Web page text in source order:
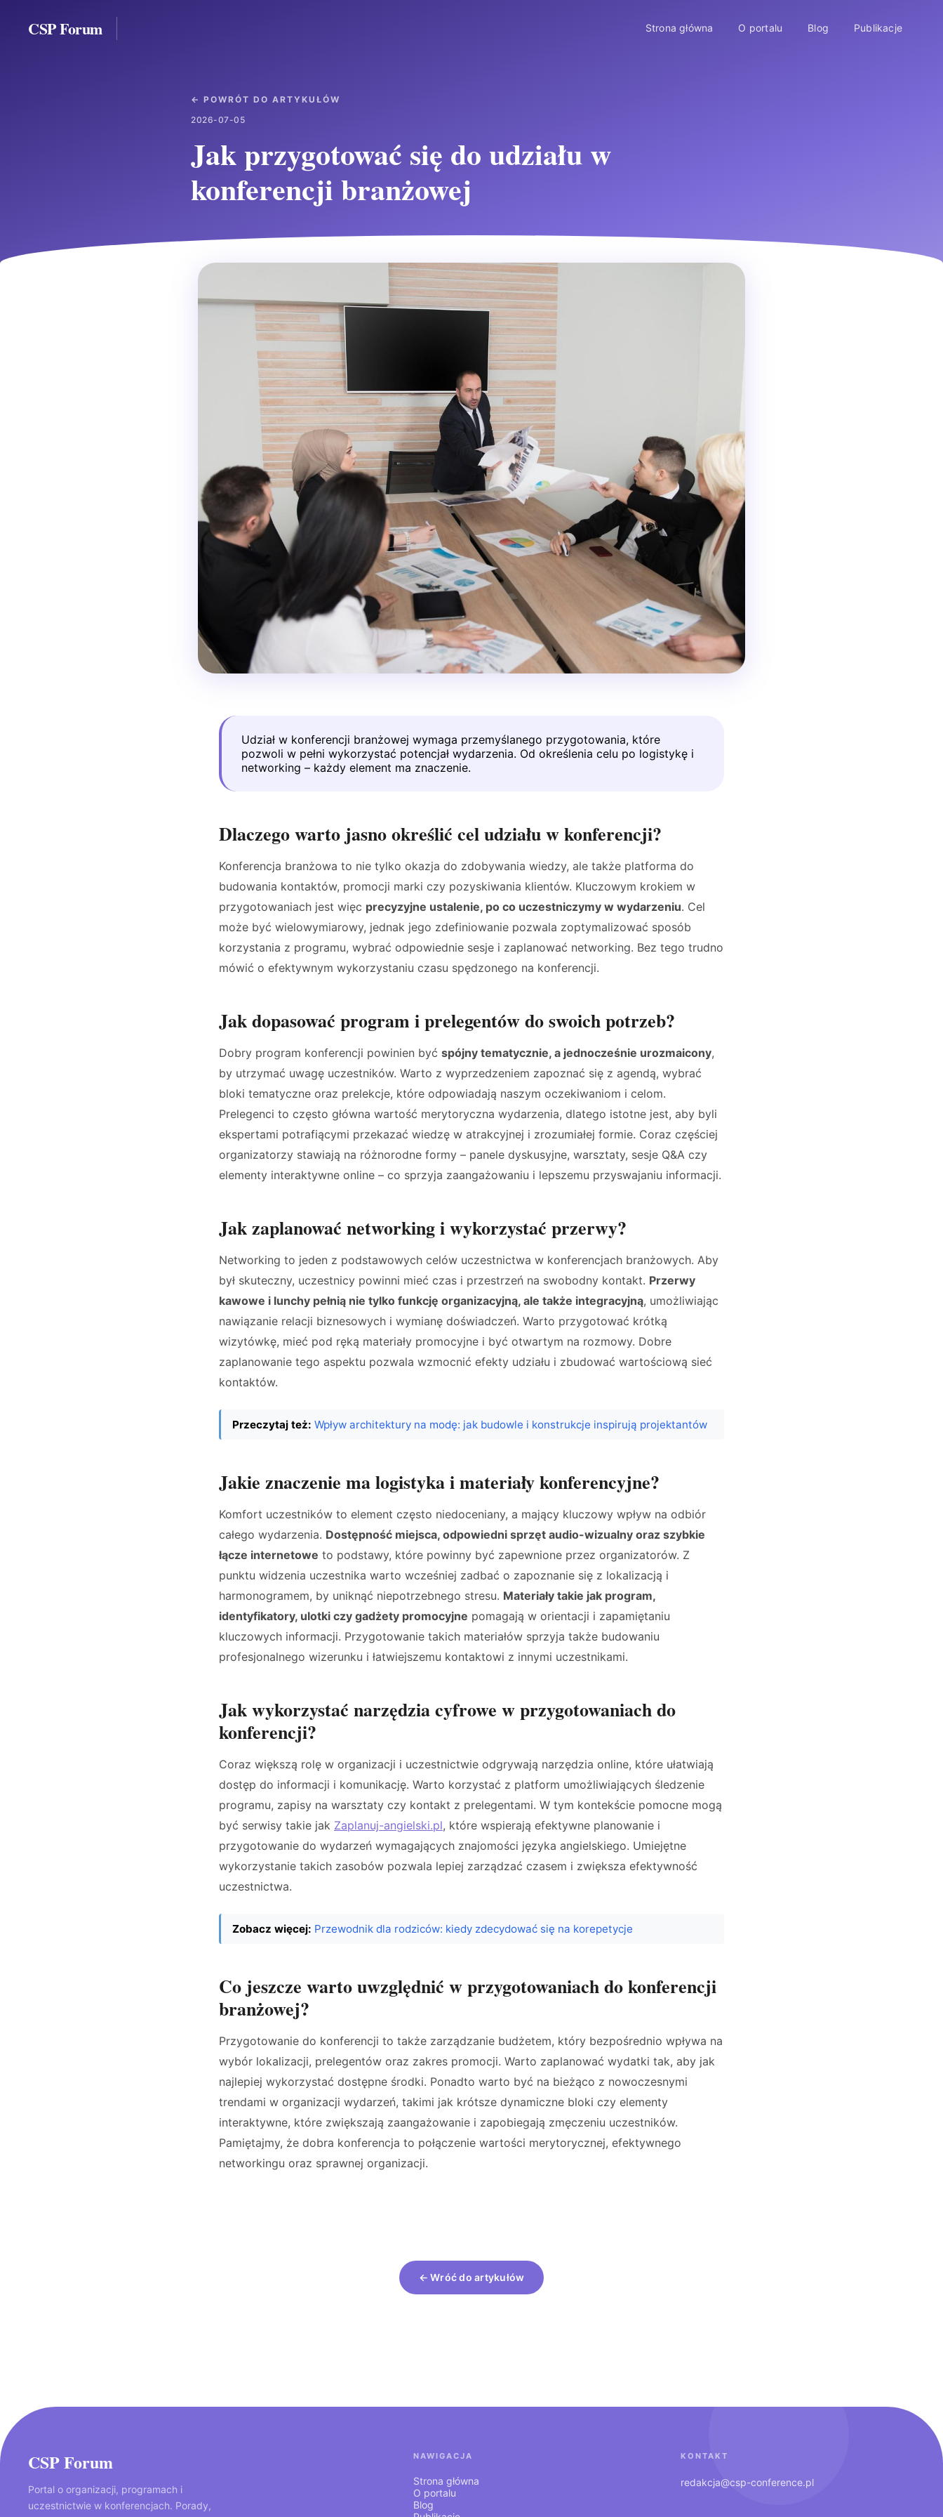
CSP Forum Strona główna O portalu Blog Publikacje
← POWRÓT DO ARTYKUŁÓW
2026-07-05
Jak przygotować się do udziału w
konferencji branżowej
Udział w konferencji branżowej wymaga przemyślanego przygotowania, które
pozwoli w pełni wykorzystać potencjał wydarzenia. Od określenia celu po logistykę i
networking – każdy element ma znaczenie.
Dlaczego warto jasno określić cel udziału w konferencji?
Konferencja branżowa to nie tylko okazja do zdobywania wiedzy, ale także platforma do
budowania kontaktów, promocji marki czy pozyskiwania klientów. Kluczowym krokiem w
przygotowaniach jest więc precyzyjne ustalenie, po co uczestniczymy w wydarzeniu. Cel
może być wielowymiarowy, jednak jego zdefiniowanie pozwala zoptymalizować sposób
korzystania z programu, wybrać odpowiednie sesje i zaplanować networking. Bez tego trudno
mówić o efektywnym wykorzystaniu czasu spędzonego na konferencji.
Jak dopasować program i prelegentów do swoich potrzeb?
Dobry program konferencji powinien być spójny tematycznie, a jednocześnie urozmaicony,
by utrzymać uwagę uczestników. Warto z wyprzedzeniem zapoznać się z agendą, wybrać
bloki tematyczne oraz prelekcje, które odpowiadają naszym oczekiwaniom i celom.
Prelegenci to często główna wartość merytoryczna wydarzenia, dlatego istotne jest, aby byli
ekspertami potrafiącymi przekazać wiedzę w atrakcyjnej i zrozumiałej formie. Coraz częściej
organizatorzy stawiają na różnorodne formy – panele dyskusyjne, warsztaty, sesje Q&A czy
elementy interaktywne online – co sprzyja zaangażowaniu i lepszemu przyswajaniu informacji.
Jak zaplanować networking i wykorzystać przerwy?
Networking to jeden z podstawowych celów uczestnictwa w konferencjach branżowych. Aby
był skuteczny, uczestnicy powinni mieć czas i przestrzeń na swobodny kontakt. Przerwy
kawowe i lunchy pełnią nie tylko funkcję organizacyjną, ale także integracyjną, umożliwiając
nawiązanie relacji biznesowych i wymianę doświadczeń. Warto przygotować krótką
wizytówkę, mieć pod ręką materiały promocyjne i być otwartym na rozmowy. Dobre
zaplanowanie tego aspektu pozwala wzmocnić efekty udziału i zbudować wartościową sieć
kontaktów.
Przeczytaj też: Wpływ architektury na modę: jak budowle i konstrukcje inspirują projektantów
Jakie znaczenie ma logistyka i materiały konferencyjne?
Komfort uczestników to element często niedoceniany, a mający kluczowy wpływ na odbiór
całego wydarzenia. Dostępność miejsca, odpowiedni sprzęt audio-wizualny oraz szybkie
łącze internetowe to podstawy, które powinny być zapewnione przez organizatorów. Z
punktu widzenia uczestnika warto wcześniej zadbać o zapoznanie się z lokalizacją i
harmonogramem, by uniknąć niepotrzebnego stresu. Materiały takie jak program,
identyfikatory, ulotki czy gadżety promocyjne pomagają w orientacji i zapamiętaniu
kluczowych informacji. Przygotowanie takich materiałów sprzyja także budowaniu
profesjonalnego wizerunku i łatwiejszemu kontaktowi z innymi uczestnikami.
Jak wykorzystać narzędzia cyfrowe w przygotowaniach do
konferencji?
Coraz większą rolę w organizacji i uczestnictwie odgrywają narzędzia online, które ułatwiają
dostęp do informacji i komunikację. Warto korzystać z platform umożliwiających śledzenie
programu, zapisy na warsztaty czy kontakt z prelegentami. W tym kontekście pomocne mogą
być serwisy takie jak Zaplanuj-angielski.pl, które wspierają efektywne planowanie i
przygotowanie do wydarzeń wymagających znajomości języka angielskiego. Umiejętne
wykorzystanie takich zasobów pozwala lepiej zarządzać czasem i zwiększa efektywność
uczestnictwa.
Zobacz więcej: Przewodnik dla rodziców: kiedy zdecydować się na korepetycje
Co jeszcze warto uwzględnić w przygotowaniach do konferencji
branżowej?
Przygotowanie do konferencji to także zarządzanie budżetem, który bezpośrednio wpływa na
wybór lokalizacji, prelegentów oraz zakres promocji. Warto zaplanować wydatki tak, aby jak
najlepiej wykorzystać dostępne środki. Ponadto warto być na bieżąco z nowoczesnymi
trendami w organizacji wydarzeń, takimi jak krótsze dynamiczne bloki czy elementy
interaktywne, które zwiększają zaangażowanie i zapobiegają zmęczeniu uczestników.
Pamiętajmy, że dobra konferencja to połączenie wartości merytorycznej, efektywnego
networkingu oraz sprawnej organizacji.
← Wróć do artykułów
CSP Forum
Portal o organizacji, programach i
uczestnictwie w konferencjach. Porady,
NAWIGACJA
Strona główna
O portalu
Blog
KONTAKT
redakcja@csp-conference.pl